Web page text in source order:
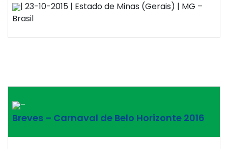
| 23-10-2015 | Estado de Minas (Gerais) | MG –
Brasil
–
Breves – Carnaval de Belo Horizonte 2016